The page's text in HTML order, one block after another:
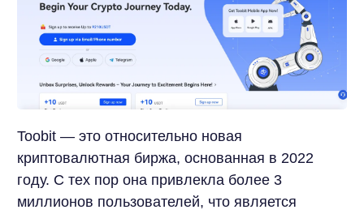
Toobit — это относительно новая
криптовалютная биржа, основанная в 2022
году. С тех пор она привлекла более 3
миллионов пользователей, что является